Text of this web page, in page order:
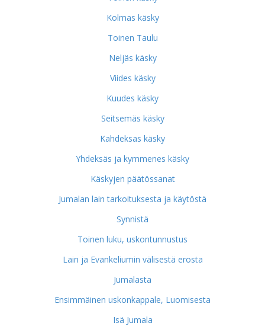
Kolmas käsky
Toinen Taulu
Neljäs käsky
Viides käsky
Kuudes käsky
Seitsemäs käsky
Kahdeksas käsky
Yhdeksäs ja kymmenes käsky
Käskyjen päätössanat
Jumalan lain tarkoituksesta ja käytöstä
Synnistä
Toinen luku, uskontunnustus
Lain ja Evankeliumin välisestä erosta
Jumalasta
Ensimmäinen uskonkappale, Luomisesta
Isä Jumala